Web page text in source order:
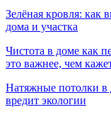
Зелёная кровля: как
дома и участка
Чистота в доме как
это важнее, чем
Натяжные потолки в
вредит экологии